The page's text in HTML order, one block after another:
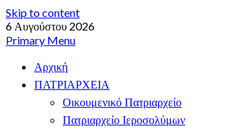
Skip to content
6 Αυγούστου 2026
Primary Menu
Αρχική
ΠΑΤΡΙΑΡΧΕΙΑ
Οικουμενικό Πατριαρχείο
Πατριαρχείο Ιεροσολύμων